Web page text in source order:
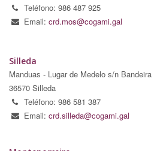
Teléfono: 986 487 925
Email: crd.mos@cogami.gal
Silleda
Manduas - Lugar de Medelo s/n Bandeira
36570 Silleda
Teléfono: 986 581 387
Email: crd.silleda@cogami.gal